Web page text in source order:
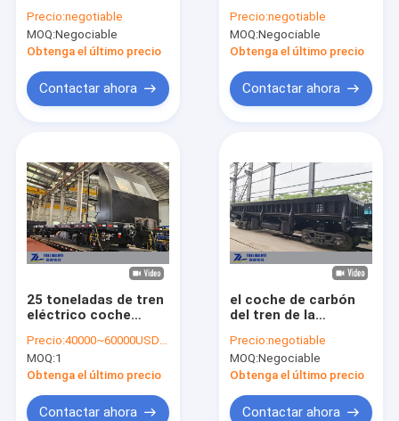
Transfer Trailer
Precio:negotiable
MOQ:Negociable
Obtenga el último precio
Contactar ahora
21t del marco para el
ferrocarril del ancho
de 1000m m
Precio:negotiable
MOQ:Negociable
Obtenga el último precio
Contactar ahora
25 toneladas de tren
eléctrico coche
tren vagón plano
Precio:40000~60000USD/set
MOQ:1
Obtenga el último precio
Contactar ahora
el coche de carbón
del tren de la
carril de la carga 60t
agrega la escoria de
acero de piedra
Precio:negotiable
MOQ:Negociable
Obtenga el último precio
Contactar ahora